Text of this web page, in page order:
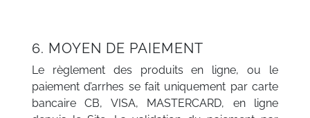
6. MOYEN DE PAIEMENT
Le règlement des produits en ligne, ou le
paiement d’arrhes se fait uniquement par carte
bancaire CB, VISA, MASTERCARD, en ligne